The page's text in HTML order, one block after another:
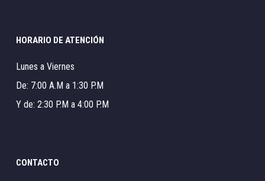
HORARIO DE ATENCIÓN
Lunes a Viernes
De: 7:00 A.M a 1:30 P.M
Y de: 2:30 P.M a 4:00 P.M
CONTACTO